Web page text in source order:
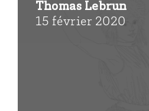
Thomas Lebrun
15 février 2020